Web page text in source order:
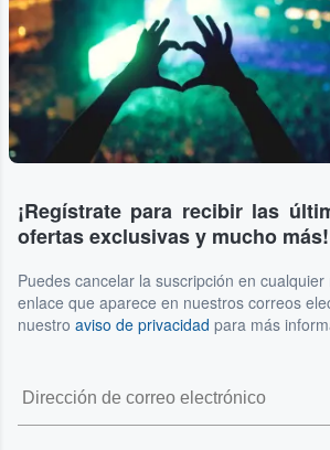
¡Regístrate para recibir las
ofertas exclusivas y mucho más!
Puedes cancelar la suscripción en
enlace que aparece en nuestros correos
nuestro aviso de privacidad para más